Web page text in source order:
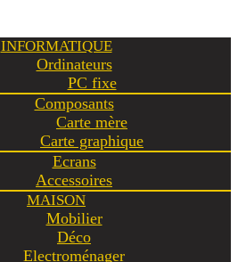
INFORMATIQUE
Ordinateurs
PC fixe
Composants
Carte mère
Carte graphique
Ecrans
Accessoires
MAISON
Mobilier
Déco
Electroménager